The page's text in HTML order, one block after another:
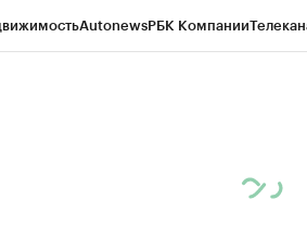
AutonewsРБК Компании